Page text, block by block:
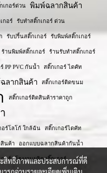
เกอร์ด่วน พิมพ์ฉลากสินค้า
กอร์ รับทำสติ๊กเกอร์ ด่วน
รับปริ้นสติ๊กเกอร์ รับพิมพ์สติ๊กเกอร์
ร้านพิมพ์สติ๊กเกอร์ ร้านรับทำสติ๊กเกอร์
PP PVC กันน้ำ สติ๊กเกอร์ ไดคัท
ลากสินค้า สติ๊กเกอร์ติดขนม
สติ๊กเกอร์ติดสินค้าราคาถูก
อร์โลโก้ ใกล้ฉัน สติ๊กเกอร์ไดคัท
นค้า ออกแบบฉลากสินค้ากันน้ำ
กอร์ โรงงานผลิตสติ๊กเกอร์
ะสิทธิภาพและประสบการณ์ที่ดี